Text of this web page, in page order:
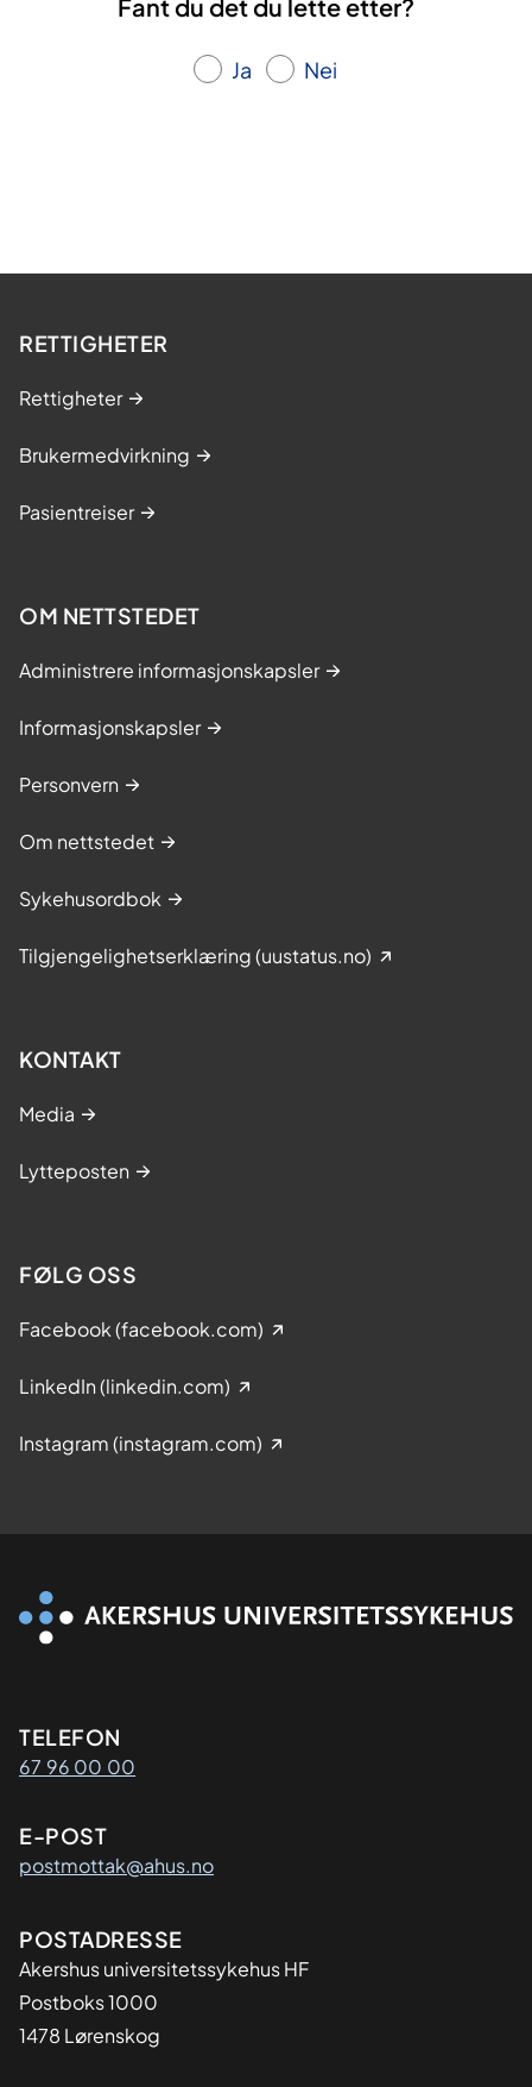
Fant du det du lette etter?
Ja Nei
RETTIGHETER
Rettigheter
Brukermedvirkning
Pasientreiser
OM NETTSTEDET
Administrere informasjonskapsler
Informasjonskapsler
Personvern
Om nettstedet
Sykehusordbok
Tilgjengelighetserklæring (uustatus.no)
KONTAKT
Media
Lytteposten
FØLG OSS
Facebook (facebook.com)
LinkedIn (linkedin.com)
Instagram (instagram.com)
Kontaktinformasjon
TELEFON
67 96 00 00
E-POST
postmottak@ahus.no
Adresse
POSTADRESSE
Akershus universitetssykehus HF
Postboks 1000
1478 Lørenskog